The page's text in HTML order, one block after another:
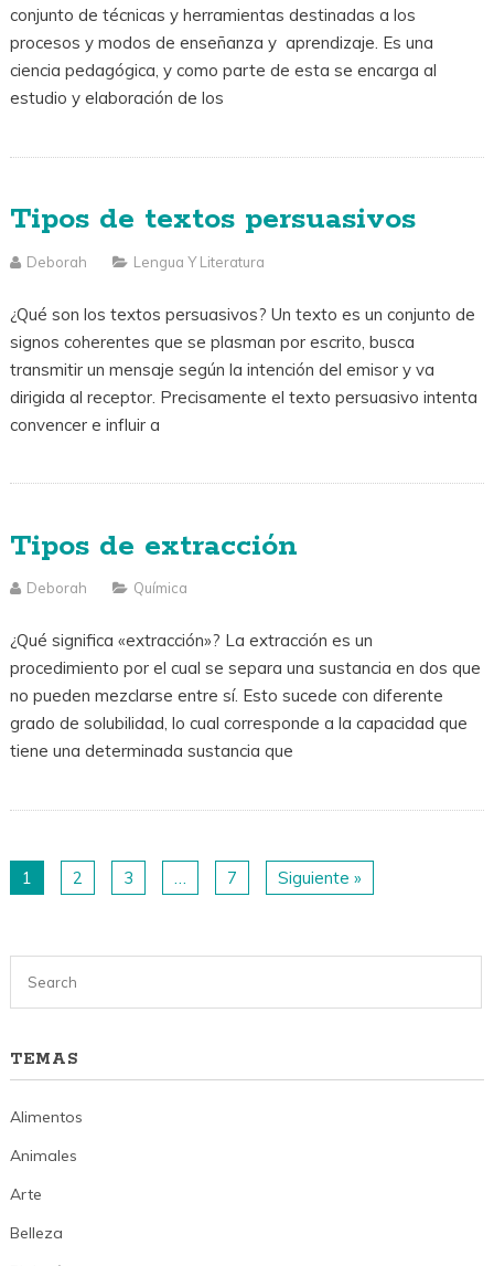
conjunto de técnicas y herramientas destinadas a los
procesos y modos de enseñanza y aprendizaje. Es una
ciencia pedagógica, y como parte de esta se encarga al
estudio y elaboración de los
Tipos de textos persuasivos
Deborah Lengua Y Literatura
¿Qué son los textos persuasivos? Un texto es un conjunto de
signos coherentes que se plasman por escrito, busca
transmitir un mensaje según la intención del emisor y va
dirigida al receptor. Precisamente el texto persuasivo intenta
convencer e influir a
Tipos de extracción
Deborah Química
¿Qué significa «extracción»? La extracción es un
procedimiento por el cual se separa una sustancia en dos que
no pueden mezclarse entre sí. Esto sucede con diferente
grado de solubilidad, lo cual corresponde a la capacidad que
tiene una determinada sustancia que
1 2 3 7 Siguiente »
TEMAS
Alimentos
Animales
Arte
Belleza